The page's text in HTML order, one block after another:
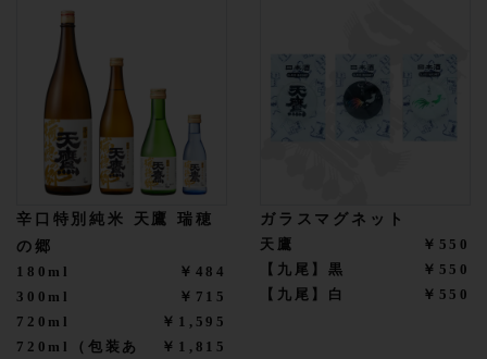
辛口特別純米 天鷹 瑞穂
の郷
180ml
￥484
300ml
￥715
720ml
￥1,595
720ml（包装あ
￥1,815
ガラスマグネット
天鷹
￥550
【九尾】黒
￥550
【九尾】白
￥550